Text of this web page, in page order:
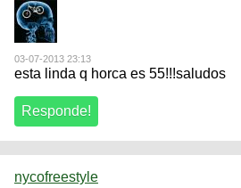
03-07-2013 23:13
esta linda q horca es 55!!!saludos
nycofreestyle